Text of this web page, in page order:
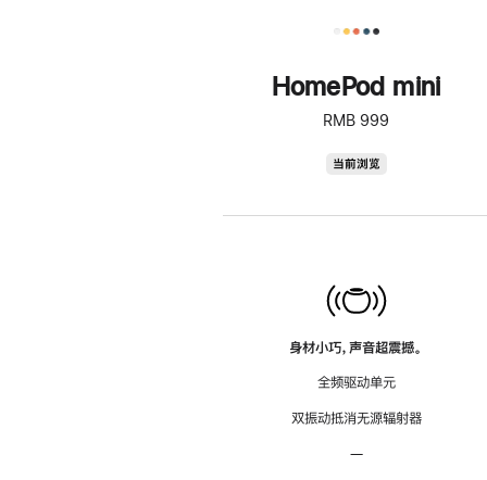
HomePod mini
RMB 999
当前浏览
身材小巧，声音超震撼。
全频驱动单元
双振动抵消无源辐射器
—